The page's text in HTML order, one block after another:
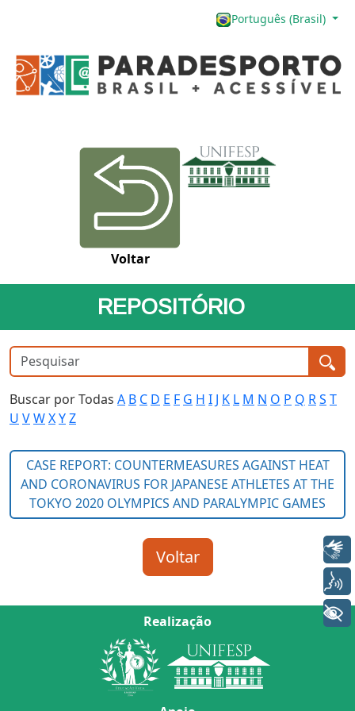
Português (Brasil)
Voltar
REPOSITÓRIO
Buscar por Todas A B C D E F G H I J K L M N O P Q RS T
U VWXYZ
Realização